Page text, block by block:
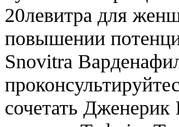
20левитра для
повышении
Snovitra
сочетать